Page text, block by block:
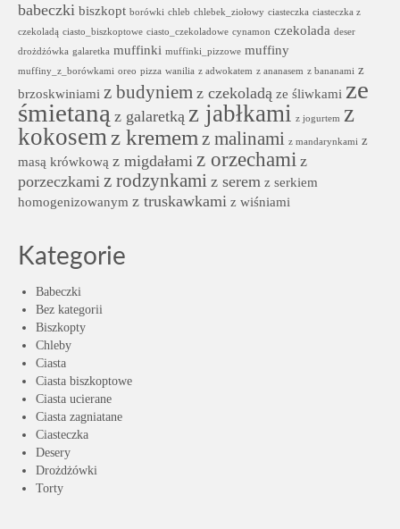
babeczki biszkopt borówki chleb chlebek_ziołowy ciasteczka ciasteczka z
czekoladą ciasto_biszkoptowe ciasto_czekoladowe cynamon czekolada deser
drożdżówka galaretka muffinki muffinki_pizzowe muffiny
muffiny_z_borówkami oreo pizza wanilia z adwokatem z ananasem z bananami z
brzoskwiniami z budyniem z czekoladą ze śliwkami ze
śmietaną z galaretką z jabłkami z jogurtem z
kokosemz kremem z malinami z mandarynkami z
masą krówkową z migdałami z orzechami z
porzeczkami z rodzynkami z serem z serkiem
homogenizowanym z truskawkami z wiśniami
Kategorie
Babeczki
Bez kategorii
Biszkopty
Chleby
Ciasta
Ciasta biszkoptowe
Ciasta ucierane
Ciasta zagniatane
Ciasteczka
Desery
Drożdżówki
Torty